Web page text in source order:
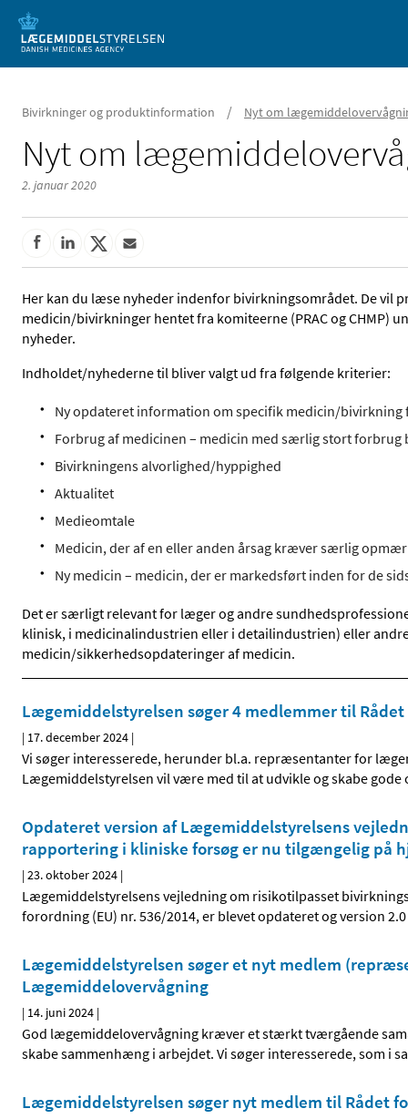
Mobil visning
Bivirkninger og produktinformation / Nyt om
Nyt om
2. januar 2020
Her kan du læse nyheder indenfor bivirkningsområdet. De
medicin/bivirkninger hentet fra komiteerne (PRAC og CHMP)
nyheder.
Indholdet/nyhederne til bliver valgt ud fra følgende kriterier:
Ny opdateret information om specifik medicin/bivirkning
Forbrug af medicinen – medicin med særlig stort
Bivirkningens alvorlighed/hyppighed
Aktualitet
Medieomtale
Medicin, der af en eller anden årsag kræver særlig
Ny medicin – medicin, der er markedsført inden for de
Det er særligt relevant for læger og andre
klinisk, i medicinalindustrien eller i detailindustrien) eller
medicin/sikkerhedsopdateringer af medicin.
Lægemiddelstyrelsen søger 4 medlemmer til
| 17. december 2024 |
Vi søger interesserede, herunder bl.a. repræsentanter for
Lægemiddelstyrelsen vil være med til at udvikle og skabe
Opdateret version af Lægemiddelstyrelsens
rapportering i kliniske forsøg er nu tilgængelig på
|23. oktober 2024 |
Lægemiddelstyrelsens vejledning om risikotilpasset
forordning (EU) nr. 536/2014, er blevet opdateret og version
Lægemiddelstyrelsen søger et nyt medlem
Lægemiddelovervågning
| 14. juni 2024 |
God lægemiddelovervågning kræver et stærkt tværgående
skabe sammenhæng i arbejdet. Vi søger interesserede, som i
Lægemiddelstyrelsen søger nyt medlem til Rådet